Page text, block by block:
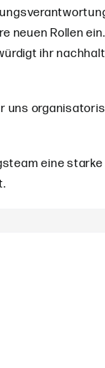
neuen Rollen
ihr
uns
eine